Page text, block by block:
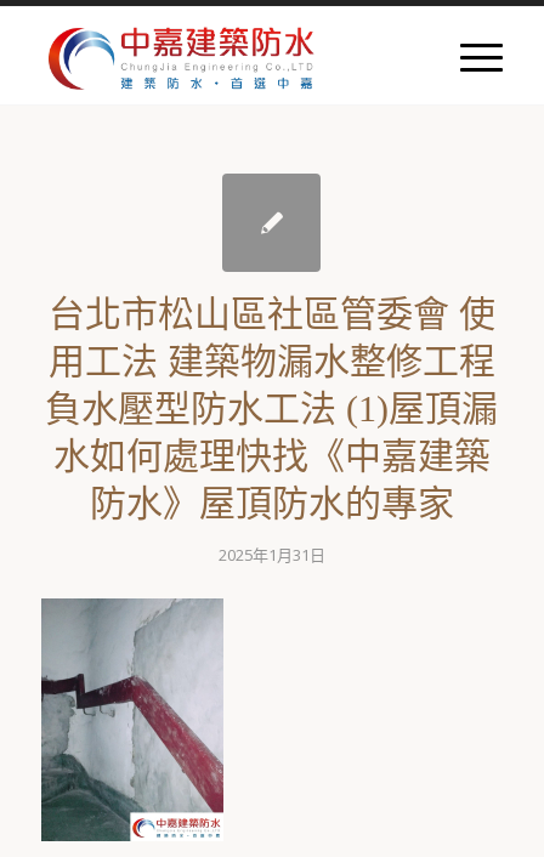
台北市松山區社區管委會 使
用工法 建築物漏水整修工程
負水壓型防水工法 (1)屋頂漏
水如何處理快找《中嘉建築
防水》屋頂防水的專家
2025年1月31日